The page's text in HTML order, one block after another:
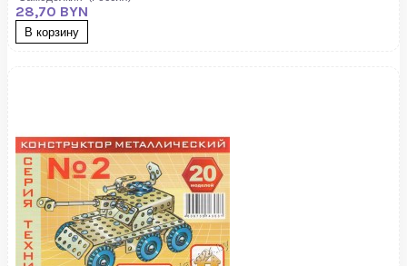
28,70 BYN
В корзину